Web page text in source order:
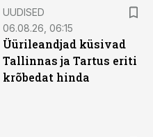
UUDISED
06.08.26, 06:15
Üürileandjad küsivad
Tallinnas ja Tartus eriti
krõbedat hinda